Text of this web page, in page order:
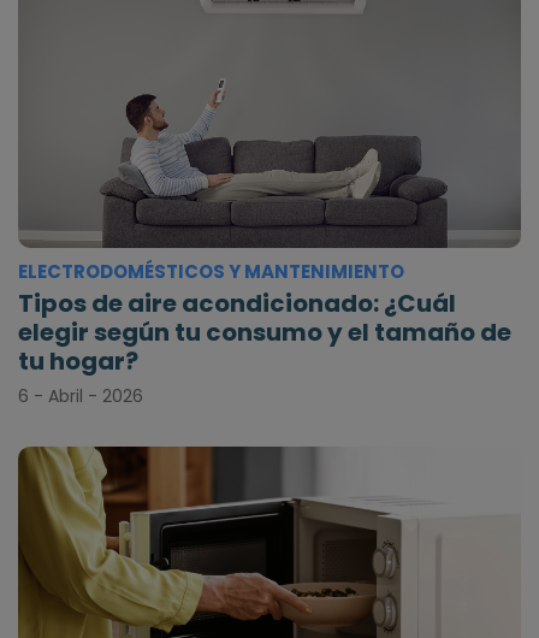
ELECTRODOMÉSTICOS Y MANTENIMIENTO
Tipos de aire acondicionado: ¿Cuál
elegir según tu consumo y el tamaño de
tu hogar?
6 - Abril - 2026